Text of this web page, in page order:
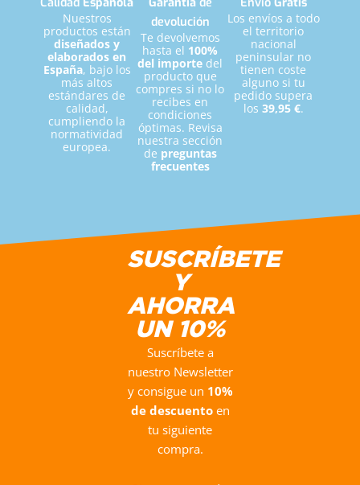
Raquel López (Mamifit)
Nuestros
productos están
diseñados y
elaborados en
España, bajo los
más altos
estándares de
calidad,
cumpliendo la
normatividad
europea.
devolución
Te devolvemos
hasta el 100%
del importe del
producto que
compres si no lo
recibes en
condiciones
óptimas. Revisa
nuestra sección
de preguntas
frecuentes
Los envíos a todo
el territorio
nacional
peninsular no
tienen coste
alguno si tu
pedido supera
los 39,95 €.
SUSCRÍBETE
Y
AHORRA
UN 10%
Suscríbete a
nuestro Newsletter
y consigue un 10%
de descuentoen
tu siguiente
compra.